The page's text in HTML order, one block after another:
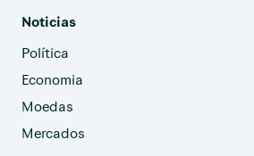
Noticias
Política
Economia
Moedas
Mercados